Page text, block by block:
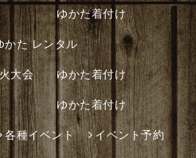
ゆかた着付け
かた レンタル
火大会 ゆかた着付け
会 ゆかた着付け
各種イベント イベント予約